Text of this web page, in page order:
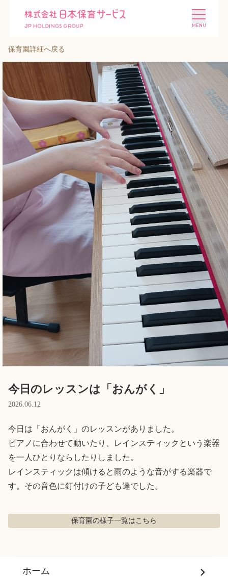
施設を探す 選ばれる理由
会社概要 ニュース
投資家情報 採用情報
English
ホーム
利用者の声
プライバシーポリシー
保育園詳細へ戻る
今日のレッスンは「おんがく」
2026.06.12
今日は「おんがく」のレッスンがありました。
ピアノに合わせて動いたり、レインスティックという楽器
を一人ひとりならしたりしました。
レインスティックは傾けると雨のような音がする楽器で
す。その音色に釘付けの子ども達でした。
保育園の様子一覧はこちら
ホーム